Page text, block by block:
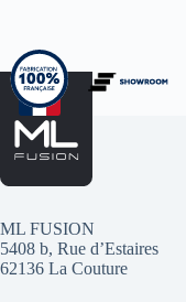
ML FUSION
5408 b, Rue d’Estaires
62136 La Couture